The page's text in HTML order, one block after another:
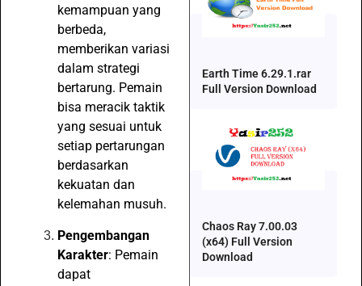
kemampuan yang
berbeda,
memberikan variasi
dalam strategi
bertarung. Pemain
bisa meracik taktik
yang sesuai untuk
setiap pertarungan
berdasarkan
kekuatan dan
kelemahan musuh.
Pengembangan
Karakter: Pemain
dapat
Earth Time 6.29.1.rar
Full Version Download
Chaos Ray 7.00.03
(x64) Full Version
Download